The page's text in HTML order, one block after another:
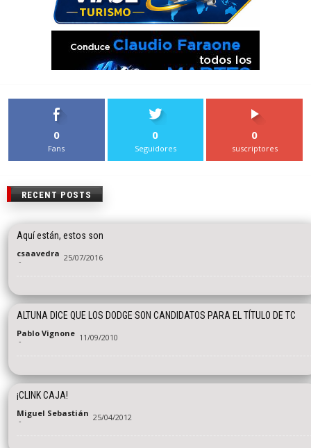
0
Fans
0
Seguidores
0
suscriptores
RECENT POSTS
Aquí están, estos son
csaavedra
- 25/07/2016
ALTUNA DICE QUE LOS DODGE SON CANDIDATOS PARA EL TÍTULO DE TC
Pablo Vignone
- 11/09/2010
¡CLINK CAJA!
Miguel Sebastián
- 25/04/2012